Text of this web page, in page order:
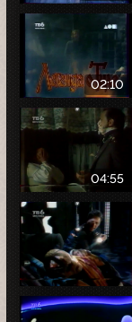
02:10
04:55